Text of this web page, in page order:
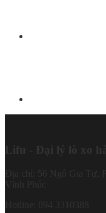
Lifu - Đại lý lò xo
Địa chỉ: 56 Ngô Gia Tự,
Hotline: 094 3310388